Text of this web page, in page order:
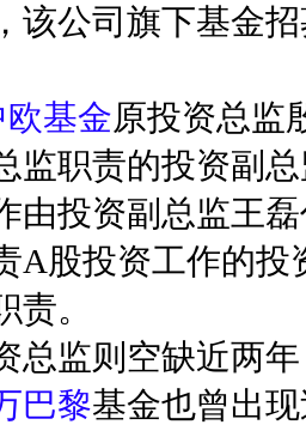
该公司旗下基金
欧基金原投资总监
监职责的投资副
由投资副总监王
A股投资工作的投
责。
总监则空缺近两
巴黎基金也曾出